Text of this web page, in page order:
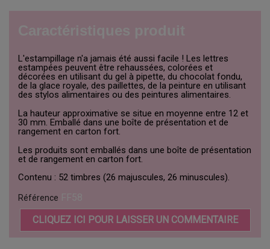
L'estampillage n'a jamais été aussi facile ! Les lettres
estampées peuvent être rehaussées, colorées et
décorées en utilisant du gel à pipette, du chocolat fondu,
de la glace royale, des paillettes, de la peinture en utilisant
des stylos alimentaires ou des peintures alimentaires.
La hauteur approximative se situe en moyenne entre 12 et
30 mm. Emballé dans une boîte de présentation et de
rangement en carton fort.
Les produits sont emballés dans une boîte de présentation
et de rangement en carton fort.
Contenu : 52 timbres (26 majuscules, 26 minuscules).
Référence
CLIQUEZ ICI POUR LAISSER UN COMMENTAIRE